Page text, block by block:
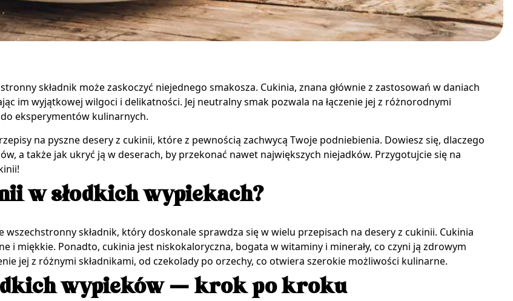
składnik może zaskoczyć niejednego smakosza. Cukinia, znana głównie z zastosowań w daniach
im wyjątkowej wilgoci i delikatności. Jej neutralny smak pozwala na łączenie jej z różnorodnymi
eksperymentów kulinarnych.
na pyszne desery z cukinii, które z pewnością zachwycą Twoje podniebienia. Dowiesz się, dlaczego
a także jak ukryć ją w deserach, by przekonać nawet największych niejadków. Przygotujcie się na
w słodkich wypiekach?
składnik, który doskonale sprawdza się w wielu przepisach na desery z cukinii. Cukinia
i miękkie. Ponadto, cukinia jest niskokaloryczna, bogata w witaminy i minerały, co czyni ją zdrowym
jej z różnymi składnikami, od czekolady po orzechy, co otwiera szerokie możliwości kulinarne.
wypieków — krok po kroku